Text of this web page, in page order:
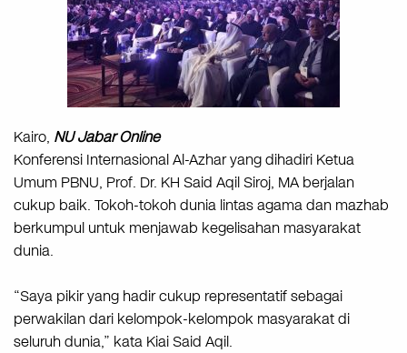
Kairo, NU Jabar Online
Konferensi Internasional Al-Azhar yang dihadiri Ketua
Umum PBNU, Prof. Dr. KH Said Aqil Siroj, MA berjalan
cukup baik. Tokoh-tokoh dunia lintas agama dan mazhab
berkumpul untuk menjawab kegelisahan masyarakat
dunia.
“Saya pikir yang hadir cukup representatif sebagai
perwakilan dari kelompok-kelompok masyarakat di
seluruh dunia,” kata Kiai Said Aqil.